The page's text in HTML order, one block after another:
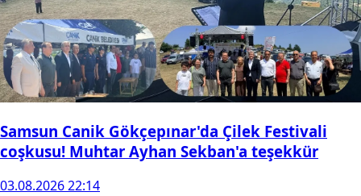
Samsun Canik Gökçepınar'da Çilek Festivali
coşkusu! Muhtar Ayhan Sekban'a teşekkür
03.08.2026 22:14